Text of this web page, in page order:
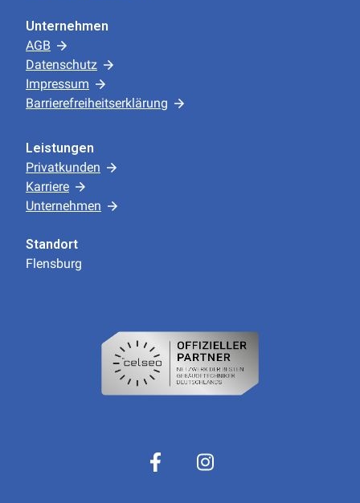
Unternehmen
AGB
Datenschutz
Impressum
Barrierefreiheitserklärung
Leistungen
Privatkunden
Karriere
Unternehmen
Standort
Flensburg